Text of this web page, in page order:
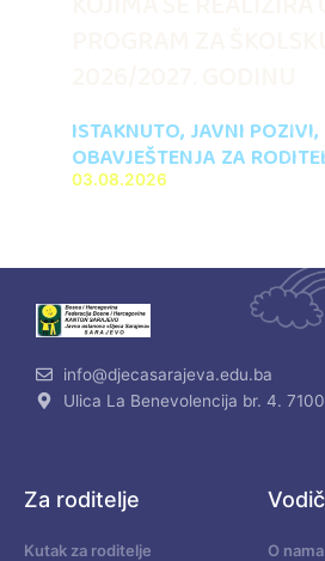
ISTAKNUTO, JAVNI POZIVI,
OBAVJEŠTENJA ZA
03.08.2026
info@djecasarajeva.edu.ba
Ulica La Benevolencija br. 4.
Za roditelje
Kutak za roditelje
O nama